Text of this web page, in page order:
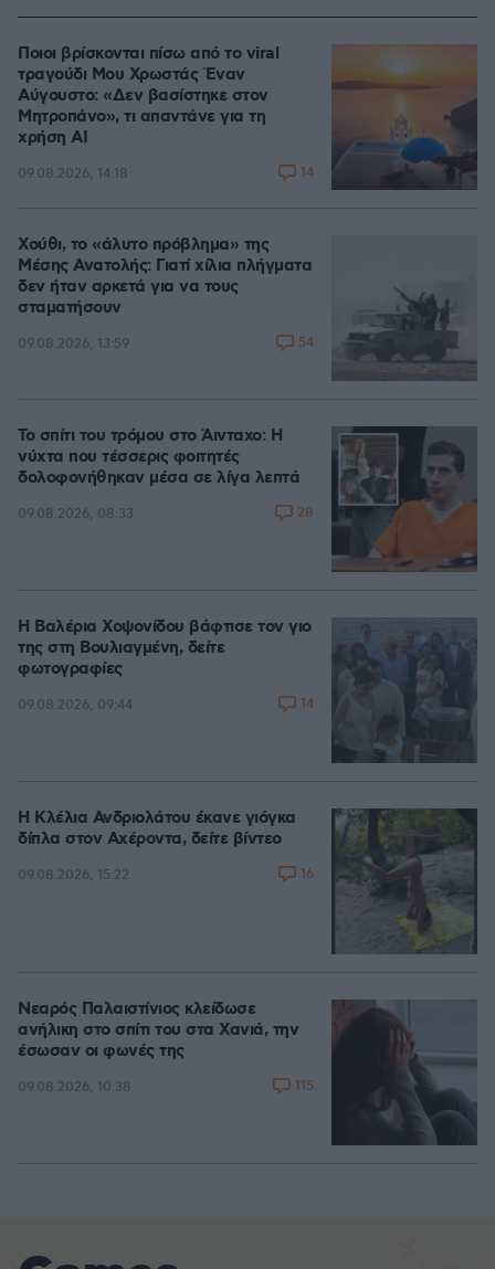
Ποιοι βρίσκονται πίσω από το viral
τραγούδι Μου Χρωστάς Έναν
Αύγουστο: «Δεν βασίστηκε στον
Μητροπάνο», τι απαντάνε για τη
χρήση AI
09.08.2026, 14:18 14
Χούθι, το «άλυτο πρόβλημα» της
Μέσης Ανατολής: Γιατί χίλια πλήγματα
δεν ήταν αρκετά για να τους
σταματήσουν
09.08.2026, 13:59 54
Το σπίτι του τρόμου στο Άινταχο: Η
νύχτα που τέσσερις φοιτητές
δολοφονήθηκαν μέσα σε λίγα λεπτά
09.08.2026, 08:33 28
Η Βαλέρια Χοψονίδου βάφτισε τον γιο
της στη Βουλιαγμένη, δείτε
φωτογραφίες
09.08.2026, 09:44 14
Η Κλέλια Ανδριολάτου έκανε γιόγκα
δίπλα στον Αχέροντα, δείτε βίντεο
09.08.2026, 15:22 16
Νεαρός Παλαιστίνιος κλείδωσε
ανήλικη στο σπίτι του στα Χανιά, την
έσωσαν οι φωνές της
09.08.2026, 10:38 115